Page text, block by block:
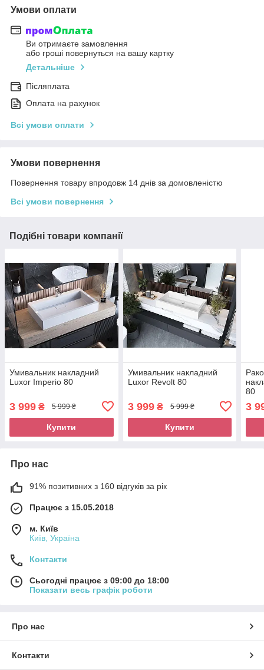
Умови оплати
Ви отримаєте замовлення
або гроші повернуться на вашу картку
Детальніше
Післяплата
Оплата на рахунок
Всі умови оплати
Умови повернення
Повернення товару впродовж 14 днів за домовленістю
Всі умови повернення
Подібні товари компанії
Умивальник накладний
Luxor Imperio 80
3 999 ₴ 5 999 ₴
Купити
Умивальник накладний
Luxor Revolt 80
3 999₴ 5 999 ₴
Купити
80
3
Про нас
91% позитивних з 160 відгуків за рік
Працює з 15.05.2018
м. Київ
Київ, Україна
Контакти
Сьогодні працює з 09:00 до 18:00
Показати весь графік роботи
Про нас
Контакти